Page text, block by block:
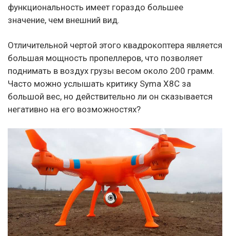
функциональность имеет гораздо большее
значение, чем внешний вид.
Отличительной чертой этого квадрокоптера является
большая мощность пропеллеров, что позволяет
поднимать в воздух грузы весом около 200 грамм.
Часто можно услышать критику Syma X8C за
большой вес, но действительно ли он сказывается
негативно на его возможностях?